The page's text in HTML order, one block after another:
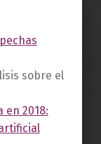
sobre el
2018: